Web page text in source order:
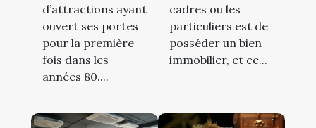
d’attractions ayant
ouvert ses portes
pour la première
fois dans les
années 80....
cadres ou les
particuliers est de
posséder un bien
immobilier, et ce...